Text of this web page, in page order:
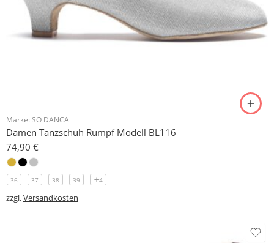
Marke: SO DANCA
Damen Tanzschuh Rumpf Modell BL116
74,90 €
36 37 38 39 4
zzgl.Versandkosten